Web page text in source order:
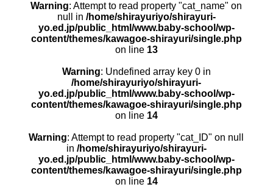
Warning: Attempt to read property "cat_name" on
null in /home/shirayuriyo/shirayuri-
yo.ed.jp/public_html/www.baby-school/wp-
content/themes/kawagoe-shirayuri/single.php
on line 13
Warning: Undefined array key 0 in
/home/shirayuriyo/shirayuri-
yo.ed.jp/public_html/www.baby-school/wp-
content/themes/kawagoe-shirayuri/single.php
on line 14
Warning: Attempt to read property "cat_ID" on null
in /home/shirayuriyo/shirayuri-
yo.ed.jp/public_html/www.baby-school/wp-
content/themes/kawagoe-shirayuri/single.php
on line 14